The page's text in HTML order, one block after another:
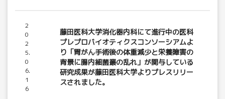
2
0
2
5.
0
6.
1
6
藤田医科大学消化器内科にて進行中の医科
プレプロバイオティクスコンソーシアムよ
り「胃がん手術後の体重減少と栄養障害の
背景に腸内細菌叢の乱れ」が関与している
研究成果が藤田医科大学よりプレスリリー
スされました。